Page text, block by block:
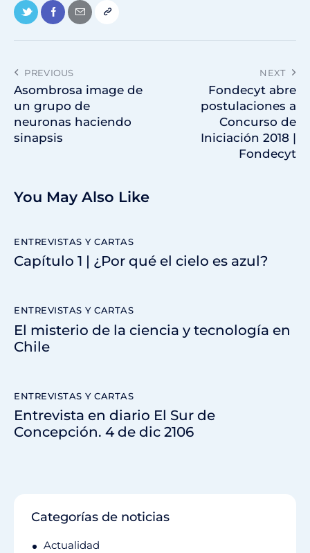
PREVIOUS
Asombrosa image de
un grupo de
neuronas haciendo
sinapsis
NEXT
Fondecyt abre
postulaciones a
Concurso de
Iniciación 2018 |
Fondecyt
You May Also Like
ENTREVISTAS Y CARTAS
Capítulo 1 | ¿Por qué el cielo es azul?
ENTREVISTAS Y CARTAS
El misterio de la ciencia y tecnología en
Chile
ENTREVISTAS Y CARTAS
Entrevista en diario El Sur de
Concepción. 4 de dic 2106
Categorías de noticias
Actualidad